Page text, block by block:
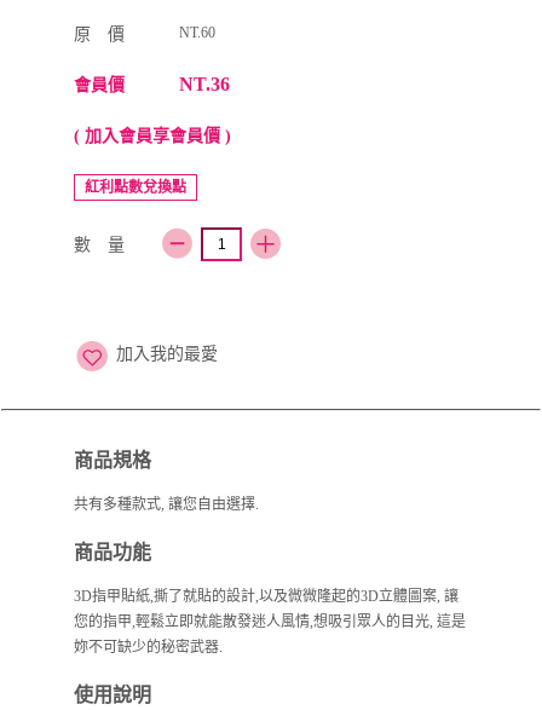
原 價 NT.60
會員價 NT.36
( 加入會員享會員價 )
紅利點數兌換點
數 量
加入我的最愛
商品規格
共有多種款式, 讓您自由選擇.
商品功能
3D指甲貼紙,撕了就貼的設計,以及微微隆起的3D立體圖案, 讓
您的指甲,輕鬆立即就能散發迷人風情,想吸引眾人的目光, 這是
妳不可缺少的秘密武器.
使用說明